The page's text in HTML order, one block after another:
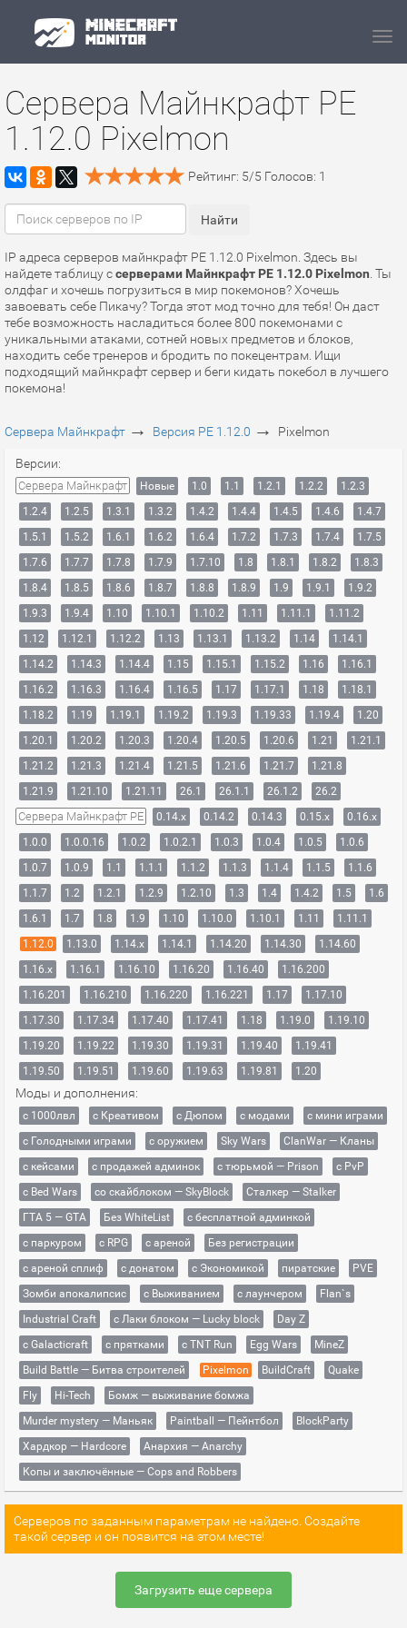
Сервера Майнкрафт PE
1.12.0 Pixelmon
Рейтинг: 5/5 Голосов: 1
IP адреса серверов майнкрафт PE 1.12.0 Pixelmon. Здесь вы
найдете таблицу ссерверами Майнкрафт PE 1.12.0 Pixelmon . Ты
олдфаг и хочешь погрузиться в мир покемонов? Хочешь
завоевать себе Пикачу? Тогда этот мод точно для тебя! Он даст
тебе возможность насладиться более 800 покемонами с
уникальными атаками, сотней новых предметов и блоков,
находить себе тренеров и бродить по покецентрам. Ищи
подходящий майнкрафт сервер и беги кидать покебол в лучшего
покемона!
Сервера Майнкрафт → Версия PE 1.12.0 → Pixelmon
Версии:
Сервера Майнкрафт Новые 1.0 1.1 1.2.1 1.2.2
1.2.3
1.2.4
1.2.5 1.3.1 1.3.2 1.4.2 1.4.4 1.4.5 1.4.6
1.4.7
1.5.1
1.5.2 1.6.1 1.6.2 1.6.4 1.7.2 1.7.3 1.7.4
1.7.5
1.7.6
1.7.7 1.7.8 1.7.9 1.7.10 1.8 1.8.1 1.8.2
1.8.3
1.8.4
1.8.5 1.8.6 1.8.7 1.8.8 1.8.9 1.9 1.9.1
1.9.2
1.9.3
1.9.4 1.10 1.10.1 1.10.2 1.11 1.11.1
1.11.2
1.12
1.12.1 1.12.2 1.13 1.13.1 1.13.2 1.14
1.14.1
1.14.2
1.14.3 1.14.4 1.15 1.15.1 1.15.2 1.16
1.16.1
1.16.2
1.16.3 1.16.4 1.16.5 1.17 1.17.1 1.18
1.18.1
1.18.2
1.19 1.19.1 1.19.2 1.19.3 1.19.33 1.19.4
1.20
1.20.1
1.20.2 1.20.3 1.20.4 1.20.5 1.20.6 1.21
1.21.1
1.21.2
1.21.3 1.21.4 1.21.5 1.21.6 1.21.7
1.21.8
1.21.9
1.21.10 1.21.11 26.1 26.1.1 26.1.2 26.2
Сервера Майнкрафт PE 0.14.x 0.14.2 0.14.3 0.15.x
0.16.x
1.0.0
1.0.0.16 1.0.2 1.0.2.1 1.0.3 1.0.4 1.0.5
1.0.6
1.0.7
1.0.9 1.1 1.1.1 1.1.2 1.1.3 1.1.4 1.1.5
1.1.6
1.1.7
1.2 1.2.1 1.2.9 1.2.10 1.3 1.4 1.4.2 1.5
1.6
1.6.1
1.7 1.8 1.9 1.10 1.10.0 1.10.1 1.11
1.11.1
1.12.0
1.13.0 1.14.x 1.14.1 1.14.20 1.14.30
1.14.60
1.16.x
1.16.1 1.16.10 1.16.20 1.16.40
1.16.200
1.16.201
1.16.210 1.16.220 1.16.221 1.17
1.17.10
1.17.30
1.17.34 1.17.40 1.17.41 1.18 1.19.0
1.19.10
1.19.20
1.19.22 1.19.30 1.19.31 1.19.40
1.19.41
1.19.50
1.19.51 1.19.60 1.19.63 1.19.81 1.20
Моды и дополнения:
с 1000лвл c Креативом с Дюпом с модами
с мини играми
с Голодными играми
с оружием Sky Wars
ClanWar — Кланы
с кейсами
с продажей админок с тюрьмой — Prison
с PvP
с Bed Wars
со скайблоком — SkyBlock
Сталкер — Stalker
ГТА 5 — GTA
Без WhiteList
с бесплатной админкой
с паркуром
с RPG с ареной
Без регистрации
с ареной сплиф
с донатом с Экономикой пиратские
PVE
Зомби апокалипсис
с Выживанием с лаунчером
Flan`s
Industrial Craft
с Лаки блоком — Lucky block
Day Z
с Galacticraft
с прятками с TNT Run Egg Wars
MineZ
Build Battle — Битва строителей
Pixelmon BuildCraft
Quake
Fly
Hi-Tech
Бомж — выживание бомжа
Murder mystery — Маньяк
Paintball — Пейнтбол
BlockParty
Хардкор — Hardcore
Анархия — Anarchy
Копы и заключённые — Cops and Robbers
Серверов по заданным параметрам не найдено. Создайте
такой сервер и он появится на этом месте!
Загрузить еще сервера